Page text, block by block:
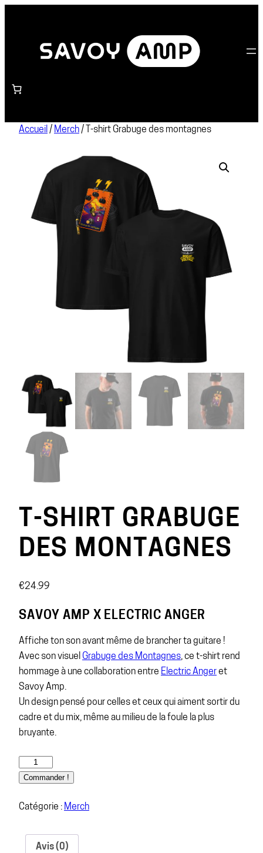
Accueil / Merch/ T-shirt Grabuge des montagnes
T-SHIRT GRABUGE
DES MONTAGNES
€24.99
SAVOY AMP X ELECTRIC ANGER
Affiche ton son avant même de brancher ta guitare !
Avec son visuel Grabuge des Montagnes, ce t-shirt rend
hommage à une collaboration entre Electric Angeret
Savoy Amp.
Un design pensé pour celles et ceux qui aiment sortir du
cadre et du mix, même au milieu de la foule la plus
bruyante.
Commander !
Catégorie : Merch
Avis (0)